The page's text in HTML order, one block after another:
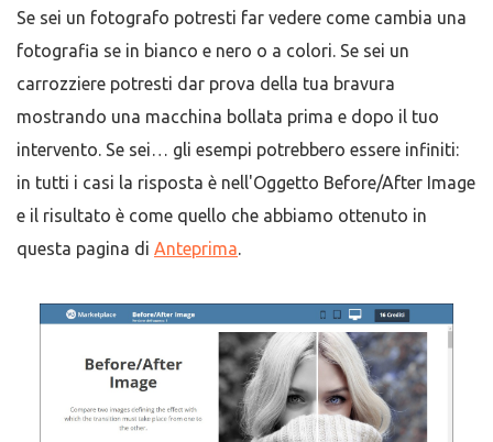
Se sei un fotografo potresti far vedere come cambia una
fotografia se in bianco e nero o a colori. Se sei un
carrozziere potresti dar prova della tua bravura
mostrando una macchina bollata prima e dopo il tuo
intervento. Se sei… gli esempi potrebbero essere infiniti:
in tutti i casi la risposta è nell'Oggetto Before/After Image
e il risultato è come quello che abbiamo ottenuto in
questa pagina di Anteprima.